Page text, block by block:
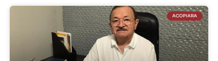
ACOPIARA